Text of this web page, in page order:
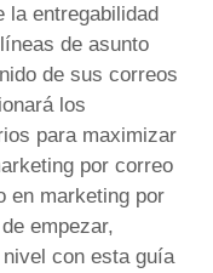
la entregabilidad
de asunto
de sus correos
los
para maximizar
por correo
en marketing por
empezar,
con esta guía